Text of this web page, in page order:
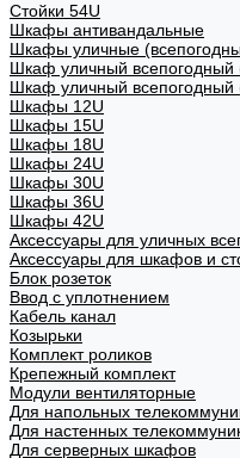
Стойки 54U
Шкафы антивандальные
Шкафы уличные
Шкаф уличный всепогодный
Шкаф уличный всепогодный
Шкафы 12U
Шкафы 15U
Шкафы 18U
Шкафы 24U
Шкафы 30U
Шкафы 36U
Шкафы 42U
Аксессуары для уличных
Аксессуары для шкафов и
Блок розеток
Ввод с уплотнением
Кабель канал
Козырьки
Комплект роликов
Крепежный комплект
Модули вентиляторные
Для напольных
Для настенных
Для серверных шкафов